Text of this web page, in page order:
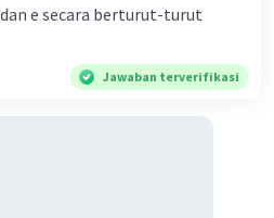
e secara berturut-turut
Jawaban terverifikasi